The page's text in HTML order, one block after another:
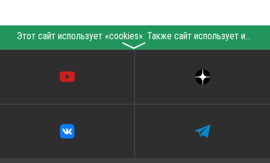
Этот сайт использует «cookies». Также сайт использует интернет-сервис для сбора технических данных касательно посетителей с целью получения маркетинговой и статистической информации. Условия обработки данных посетителей сайта см.
〉